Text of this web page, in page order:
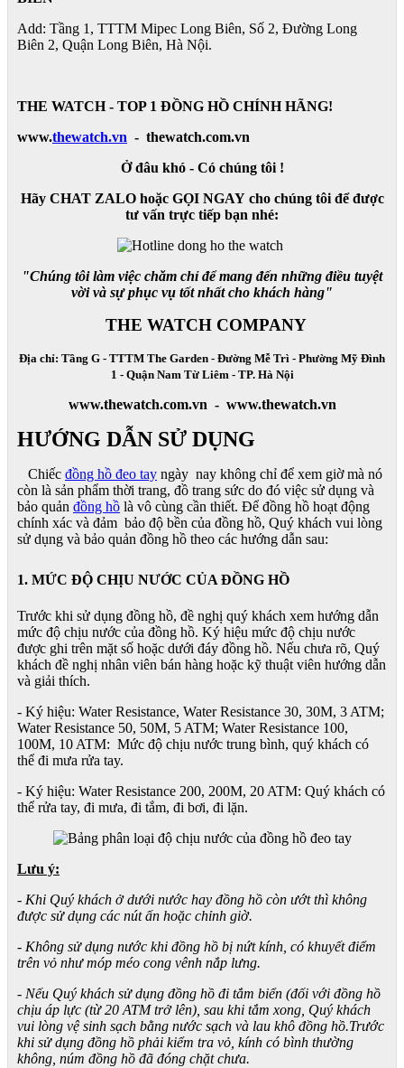
Add: Tầng 1, TTTM Mipec Long Biên, Số 2, Đường Long
Biên 2, Quận Long Biên, Hà Nội.
THE WATCH - TOP 1 ĐỒNG HỒ CHÍNH HÃNG!
www.thewatch.vn - thewatch.com.vn
Ở đâu khó - Có chúng tôi !
Hãy CHAT ZALO hoặc GỌI NGAY cho chúng tôi để được
tư vấn trực tiếp bạn nhé:
"Chúng tôi làm việc chăm chỉ để mang đến những điều tuyệt
vời và sự phục vụ tốt nhất cho khách hàng"
THE WATCH COMPANY
Địa chỉ: Tầng G - TTTM The Garden - Đường Mễ Trì - Phường Mỹ Đình
1 - Quận Nam Từ Liêm - TP. Hà Nội
www.thewatch.com.vn - www.thewatch.vn
HƯỚNG DẪN SỬ DỤNG
Chiếc đồng hồ đeo tay ngày nay không chỉ để xem giờ mà nó
còn là sản phẩm thời trang, đồ trang sức do đó việc sử dụng và
bảo quản đồng hồ là vô cùng cần thiết. Để đồng hồ hoạt động
chính xác và đảm bảo độ bền của đồng hồ, Quý khách vui lòng
sử dụng và bảo quản đồng hồ theo các hướng dẫn sau:
1. MỨC ĐỘ CHỊU NƯỚC CỦA ĐỒNG HỒ
Trước khi sử dụng đồng hồ, đề nghị quý khách xem hướng dẫn
mức độ chịu nước của đồng hồ. Ký hiệu mức độ chịu nước
được ghi trên mặt số hoặc dưới đáy đồng hồ. Nếu chưa rõ, Quý
khách đề nghị nhân viên bán hàng hoặc kỹ thuật viên hướng dẫn
và giải thích.
- Ký hiệu: Water Resistance, Water Resistance 30, 30M, 3 ATM;
Water Resistance 50, 50M, 5 ATM; Water Resistance 100,
100M, 10 ATM: Mức độ chịu nước trung bình, quý khách có
thể đi mưa rửa tay.
- Ký hiệu: Water Resistance 200, 200M, 20 ATM: Quý khách có
thể rửa tay, đi mưa, đi tắm, đi bơi, đi lặn.
Lưu ý:
- Khi Quý khách ở dưới nước hay đồng hồ còn ướt thì không
được sử dụng các nút ấn hoặc chỉnh giờ.
- Không sử dụng nước khi đồng hồ bị nứt kính, có khuyết điểm
trên vỏ như móp méo cong vênh nắp lưng.
- Nếu Quý khách sử dụng đồng hồ đi tắm biển (đối với đồng hồ
chịu áp lực (từ 20 ATM trở lên), sau khi tắm xong, Quý khách
vui lòng vệ sinh sạch bằng nước sạch và lau khô đồng hồ.Trước
khi sử dụng đồng hồ phải kiểm tra vỏ, kính có bình thường
không, núm đồng hồ đã đóng chặt chưa.